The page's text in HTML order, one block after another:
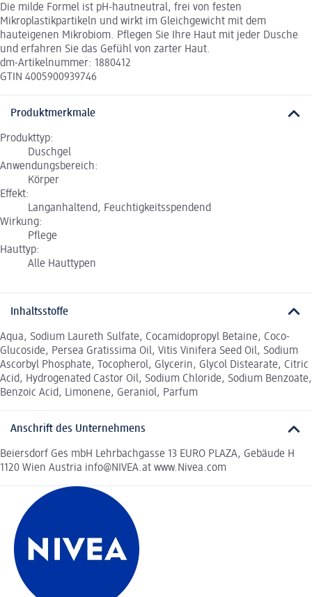
Die milde Formel ist pH-hautneutral, frei von festen
Mikroplastikpartikeln und wirkt im Gleichgewicht mit dem
hauteigenen Mikrobiom. Pflegen Sie Ihre Haut mit jeder Dusche
und erfahren Sie das Gefühl von zarter Haut.
dm-Artikelnummer: 1880412
GTIN 4005900939746
Produktmerkmale
Produkttyp:
Duschgel
Anwendungsbereich:
Körper
Effekt:
Langanhaltend, Feuchtigkeitsspendend
Wirkung:
Pflege
Hauttyp:
Alle Hauttypen
Inhaltsstoffe
Aqua, Sodium Laureth Sulfate, Cocamidopropyl Betaine, Coco-
Glucoside, Persea Gratissima Oil, Vitis Vinifera Seed Oil, Sodium
Ascorbyl Phosphate, Tocopherol, Glycerin, Glycol Distearate, Citric
Acid, Hydrogenated Castor Oil, Sodium Chloride, Sodium Benzoate,
Benzoic Acid, Limonene, Geraniol, Parfum
Anschrift des Unternehmens
Beiersdorf Ges mbH Lehrbachgasse 13 EURO PLAZA, Gebäude H
1120 Wien Austria info@NIVEA.at www.Nivea.com